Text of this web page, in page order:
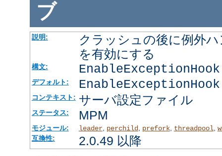
ブ
説明:
クラッシュの後に例外
を有効にする
構文:
デフォルト:
コンテキスト: サーバ設定ファイル
ステータス: MPM
モジュール: leader, perchild, prefork, threadpool
互換性:
2.0.49 以降